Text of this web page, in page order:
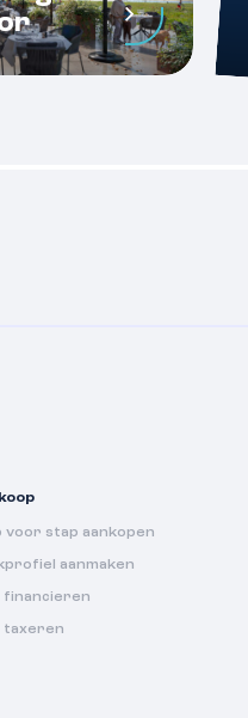
voor stap aankopen
aanmaken
financieren
taxeren